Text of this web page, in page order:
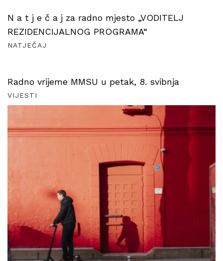
N a t j e č a j za radno mjesto „VODITELJ
REZIDENCIJALNOG PROGRAMA“
NATJEČAJ
Radno vrijeme MMSU u petak, 8. svibnja
VIJESTI